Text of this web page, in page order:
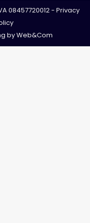
08457720012 - Privacy
byWeb&Com